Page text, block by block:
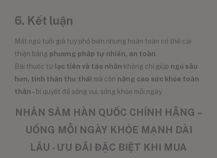
6. Kết luận
Mất ngủ tuổi già tuy phổ biến nhưng hoàn toàn có thể cải
thiện bằng phương pháp tự nhiên, an toàn.
Bài thuốc từ lạc tiên và táo nhân không chỉ giúp ngủ sâu
hơn, tinh thần thư thái mà còn nâng cao sức khỏe toàn
thân– bí quyết để sống vui, sống khỏe mỗi ngày.
NHÂN SÂM HÀN QUỐC CHÍNH HÃNG –
UỐNG MỖI NGÀY KHỎE MẠNH DÀI
LÂU - ƯU ĐÃI ĐẶC BIỆT KHI MUA